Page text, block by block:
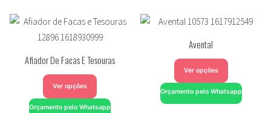
Afiador De Facas E Tesouras
Ver opções
Orçamento pelo Whatsapp
Avental
Ver opções
Orçamento pelo Whatsapp